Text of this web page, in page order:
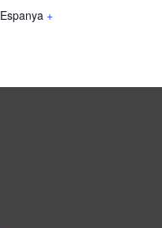
Espanya +